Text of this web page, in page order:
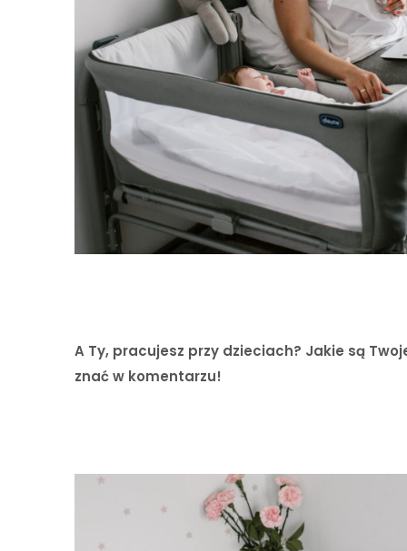
A Ty, pracujesz przy dzieciach? Jakie są
znać w komentarzu!